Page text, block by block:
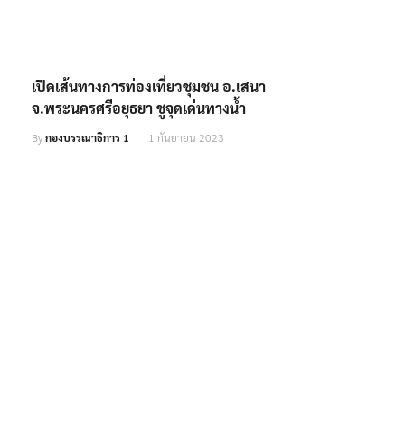
เปิดเส้นทางการท่องเที่ยวชุมชน อ.เสนา
จ.พระนครศรีอยุธยา ชูจุดเด่นทางน้ำ
Byกองบรรณาธิการ 1 1 กันยายน 2023